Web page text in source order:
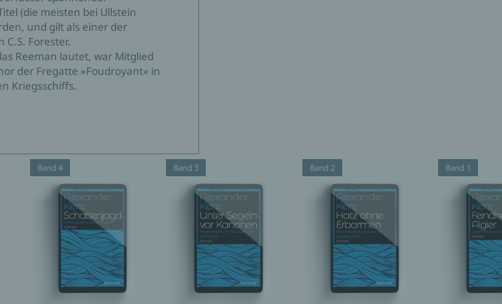
(die meisten bei Ullstein
und gilt als einer der
Forester.
Reeman lautet, war Mitglied
der Fregatte »Foudroyant« in
Kriegsschiffs.
Band 4 Band 3 Band 2 Band 1